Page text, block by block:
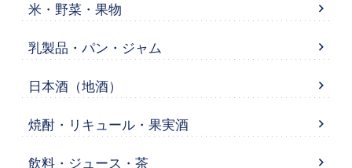
米・野菜・果物
乳製品・パン・ジャム
日本酒（地酒）
焼酎・リキュール・果実酒
飲料・ジュース・茶